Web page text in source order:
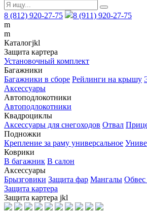
8 (812) 920-27-75
8 (911) 920-27-75
m
m
Каталогjkl
Защита картера
Установочный комплект
Багажники
Багажники в сборе Рейлинги на крышу
Аксессуары
Автоподлокотники
Автоподлокотники
Квадроциклы
Аксессуары для снегоходов Отвал
Подножки
Крепление за раму универсальное
Коврики
В багажник В салон
Аксессуары
Брызговики Защита фар Мангалы
Защита картера
Защита картера jkl